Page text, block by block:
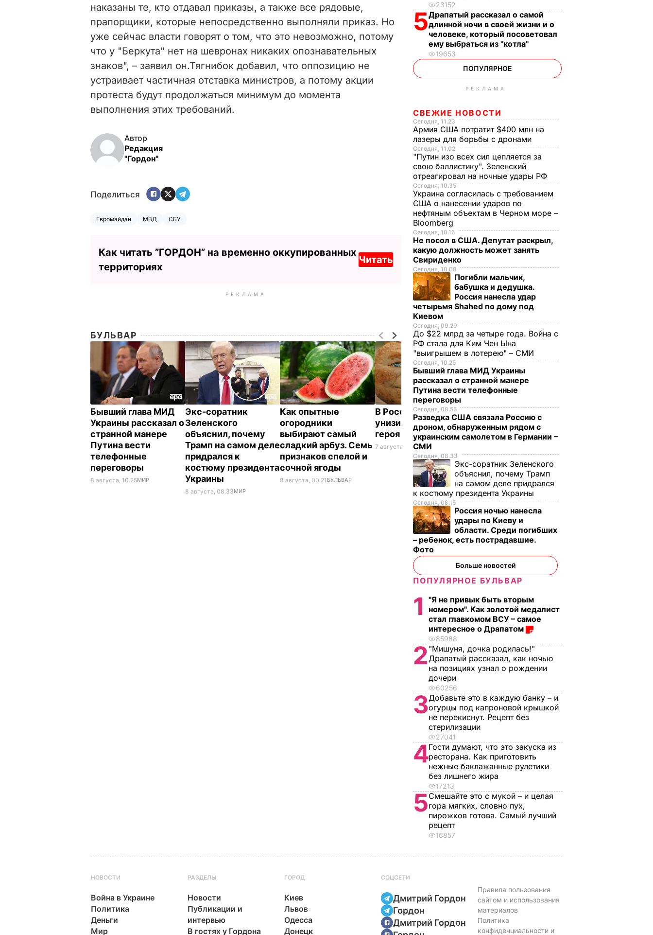
наказаны те, кто отдавал приказы, а также все рядовые,
прапорщики, которые непосредственно выполняли приказ. Но
уже сейчас власти говорят о том, что это невозможно, потому
что у "Беркута" нет на шевронах никаких опознавательных
знаков", – заявил он.Тягнибок добавил, что оппозицию не
устраивает частичная отставка министров, а потому акции
протеста будут продолжаться минимум до момента
выполнения этих требований.
Автор
Редакция
"Гордон"
Поделиться
Евромайдан МВД СБУ
Как читать ”ГОРДОН” на временно оккупированных
территориях
Читать
РЕКЛАМА
БУЛЬВАР
Бывший глава МИД
Украины рассказал о
странной манере
Путина вести
телефонные
переговоры
8 августа, 10.25МИР
Экс-соратник
Зеленского
объяснил, почему
Трамп на самом деле
придрался к
костюму президента
Украины
8 августа, 08.33МИР
Как опытные
огородники
выбирают самый
сладкий арбуз. Семь
признаков спелой и
сочной ягоды
8 августа, 00.21 БУЛЬВАР
В России жестоко
унизили любимого
героя Путина
7 августа, 23.32БУЛЬВАР
"Димка был вроде
нормальный, пока не
сбухался". В сеть
попали снимки
Кабаевой с
Медведевым
7 августа, 20.39 БУЛЬВАР
23152
5Драпатый рассказал о самой
длинной ночи в своей жизни и о
человеке, который посоветовал
ему выбраться из "котла"
19653
ПОПУЛЯРНОЕ
РЕКЛАМА
СВЕЖИЕ НОВОСТИ
Сегодня, 11.23
Армия США потратит $400 млн на
лазеры для борьбы с дронами
Сегодня, 11.02
"Путин изо всех сил цепляется за
свою баллистику". Зеленский
отреагировал на ночные удары РФ
Сегодня, 10.35
Украина согласилась с требованием
США о нанесении ударов по
нефтяным объектам в Черном море –
Bloomberg
Сегодня, 10.15
Не посол в США. Депутат раскрыл,
какую должность может занять
Свириденко
Сегодня, 10.08
Погибли мальчик,
бабушка и дедушка.
Россия нанесла удар
четырьмя Shahed по дому под
Киевом
Сегодня, 09.29
До $22 млрд за четыре года. Война с
РФ стала для Ким Чен Ына
"выигрышем в лотерею" – СМИ
Сегодня, 10.25
Бывший глава МИД Украины
рассказал о странной манере
Путина вести телефонные
переговоры
Сегодня, 08.55
Разведка США связала Россию с
дроном, обнаруженным рядом с
украинским самолетом в Германии –
СМИ
Сегодня, 08.33
Экс-соратник Зеленского
объяснил, почему Трамп
на самом деле придрался
к костюму президента Украины
Сегодня, 08.15
Россия ночью нанесла
удары по Киеву и
области. Среди погибших
– ребенок, есть пострадавшие.
Фото
Больше новостей
ПОПУЛЯРНОЕ БУЛЬВАР
1
"Я не привык быть вторым
номером". Как золотой медалист
стал главкомом ВСУ – самое
интересное о Драпатом
85988
2 "Мишуня, дочка родилась!"
Драпатый рассказал, как ночью
на позициях узнал о рождении
дочери
60256
3Добавьте это в каждую банку – и
огурцы под капроновой крышкой
не перекиснут. Рецепт без
стерилизации
27041
4Гости думают, что это закуска из
ресторана. Как приготовить
нежные баклажанные рулетики
без лишнего жира
17213
5Смешайте это с мукой – и целая
гора мягких, словно пух,
пирожков готова. Самый лучший
рецепт
16857
НОВОСТИ
Война в Украине
Политика
Деньги
Мир
РАЗДЕЛЫ
Новости
Публикации и
интервью
В гостях у Гордона
ГОРОД
Киев
Львов
Одесса
Донецк
СОЦСЕТИ
Дмитрий Гордон
Гордон
Дмитрий Гордон
Правила пользования
сайтом и использования
материалов
Политика
конфиденциальности и